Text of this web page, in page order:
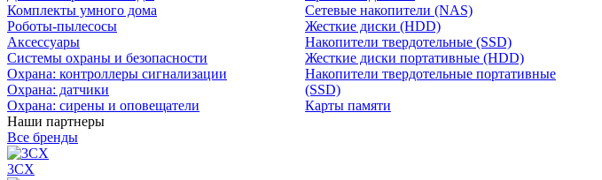
Комплекты умного дома
Роботы-пылесосы
Аксессуары
Системы охраны и безопасности
Охрана: контроллеры сигнализации
Охрана: датчики
Охрана: сирены и оповещатели
Сетевые накопители (NAS)
Жесткие диски (HDD)
Накопители твердотельные (SSD)
Жесткие диски портативные (HDD)
Накопители твердотельные портативные
(SSD)
Карты памяти
Наши партнеры
Все бренды
3CX